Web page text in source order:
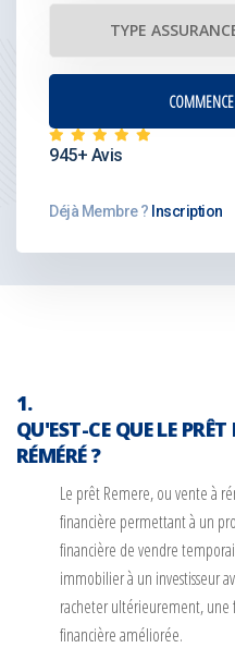
945+ Avis
Déjà Membre ? Inscription
QU'EST-CE QUE LE
RÉMÉRÉ ?
Le prêt Remere, ou vente à
financière permettant à un
financière de vendre
immobilier à un investisseur
racheter ultérieurement, une
financière améliorée.